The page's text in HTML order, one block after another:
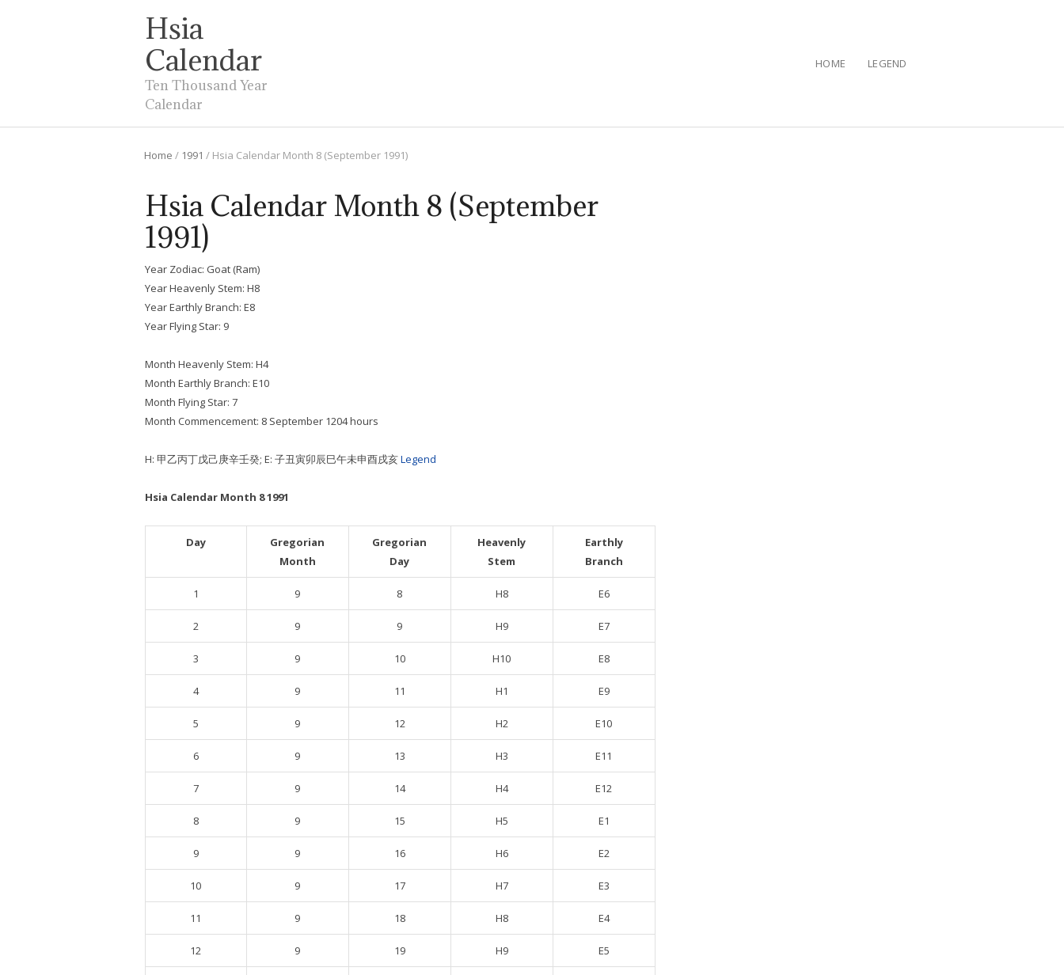
Hsia
Calendar
Ten Thousand Year
Calendar
HOME LEGEND
Home / 1991 / Hsia Calendar Month 8 (September 1991)
Hsia Calendar Month 8 (September
1991)
Year Zodiac: Goat (Ram)
Year Heavenly Stem: H8
Year Earthly Branch: E8
Year Flying Star: 9
Month Heavenly Stem: H4
Month Earthly Branch: E10
Month Flying Star: 7
Month Commencement: 8 September 1204 hours
H: 甲乙丙丁戊己庚辛壬癸; E: 子丑寅卯辰巳午未申酉戌亥Legend
Hsia Calendar Month 8 1991
Day
Gregorian
Month
Gregorian
Day
Heavenly
Stem
Earthly
Branch
1 9 8 H8 E6
2 9 9 H9 E7
3 9 10 H10 E8
4 9 11 H1 E9
5 9 12 H2 E10
6 9 13 H3 E11
7 9 14 H4 E12
8 9 15 H5 E1
9 9 16 H6 E2
10 9 17 H7 E3
11 9 18 H8 E4
12 9 19 H9 E5